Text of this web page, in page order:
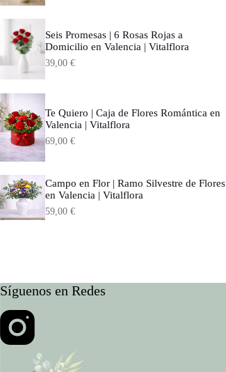
Seis Promesas | 6 Rosas Rojas a
Domicilio en Valencia | Vitalflora
39,00€
Te Quiero | Caja de Flores Romántica en
Valencia | Vitalflora
69,00€
Campo en Flor | Ramo Silvestre de Flores
en Valencia | Vitalflora
59,00€
Síguenos en Redes